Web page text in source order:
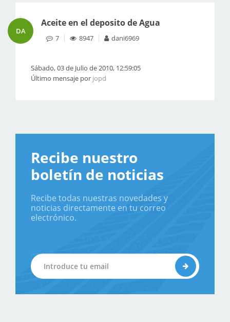
DA
Aceite en el deposito de Agua
7 8947 dani6969
Sábado, 03 de Julio de 2010, 12:59:05
Último mensaje por jopd
Recibe nuestro
boletín de noticias
Recibe todas nuestras novedades y
noticias directamente en tu correo
electrónico.